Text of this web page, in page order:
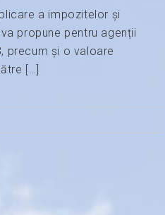
a impozitelor și
propune pentru agenții
precum și o valoare
[…]